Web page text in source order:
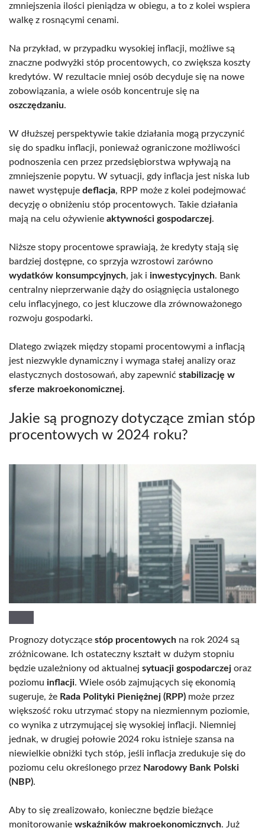
zmniejszenia ilości pieniądza w obiegu, a to z kolei wspiera
walkę z rosnącymi cenami.
Na przykład, w przypadku wysokiej inflacji, możliwe są
znaczne podwyżki stóp procentowych, co zwiększa koszty
kredytów. W rezultacie mniej osób decyduje się na nowe
zobowiązania, a wiele osób koncentruje się na
oszczędzaniu.
W dłuższej perspektywie takie działania mogą przyczynić
się do spadku inflacji, ponieważ ograniczone możliwości
podnoszenia cen przez przedsiębiorstwa wpływają na
zmniejszenie popytu. W sytuacji, gdy inflacja jest niska lub
nawet występuje deflacja, RPP może z kolei podejmować
decyzję o obniżeniu stóp procentowych. Takie działania
mają na celu ożywienie aktywności gospodarczej.
Niższe stopy procentowe sprawiają, że kredyty stają się
bardziej dostępne, co sprzyja wzrostowi zarówno
wydatków konsumpcyjnych, jak i inwestycyjnych. Bank
centralny nieprzerwanie dąży do osiągnięcia ustalonego
celu inflacyjnego, co jest kluczowe dla zrównoważonego
rozwoju gospodarki.
Dlatego związek między stopami procentowymi a inflacją
jest niezwykle dynamiczny i wymaga stałej analizy oraz
elastycznych dostosowań, aby zapewnić stabilizację w
sferze makroekonomicznej.
Jakie są prognozy dotyczące zmian stóp
procentowych w 2024 roku?
Prognozy dotyczące stóp procentowych na rok 2024 są
zróżnicowane. Ich ostateczny kształt w dużym stopniu
będzie uzależniony od aktualnej sytuacji gospodarczej oraz
poziomu inflacji. Wiele osób zajmujących się ekonomią
sugeruje, że Rada Polityki Pieniężnej (RPP) może przez
większość roku utrzymać stopy na niezmiennym poziomie,
co wynika z utrzymującej się wysokiej inflacji. Niemniej
jednak, w drugiej połowie 2024 roku istnieje szansa na
niewielkie obniżki tych stóp, jeśli inflacja zredukuje się do
poziomu celu określonego przez Narodowy Bank Polski
(NBP).
Aby to się zrealizowało, konieczne będzie bieżące
monitorowanie wskaźników makroekonomicznych. Już